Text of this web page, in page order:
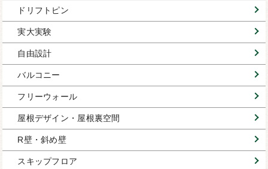
ドリフトピン
実大実験
自由設計
バルコニー
フリーウォール
屋根デザイン・屋根裏空間
R壁・斜め壁
スキップフロア